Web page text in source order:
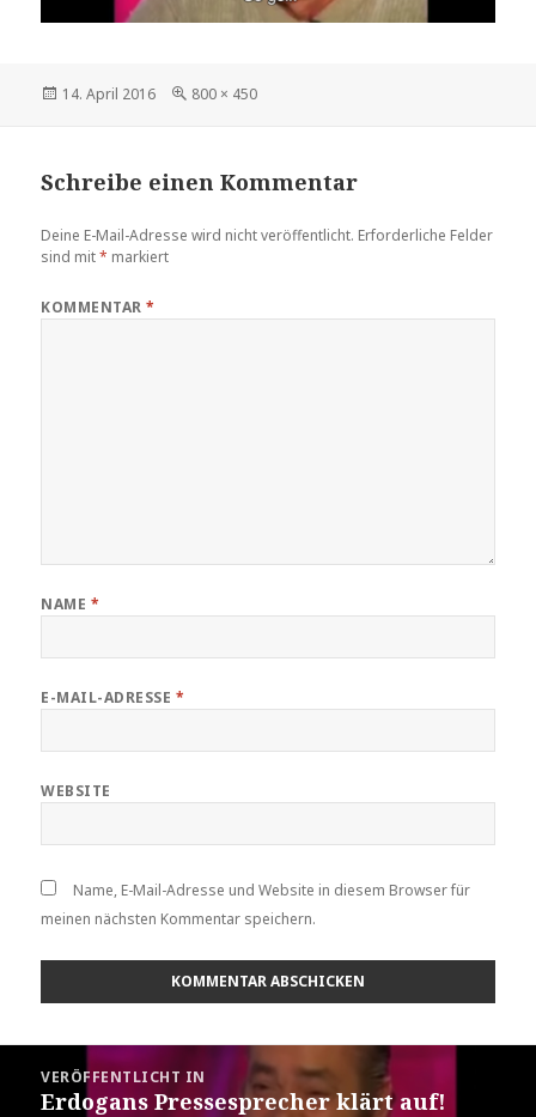
Veröffentlicht
14. April 2016
Volle
800 × 450
Schreibe einen Kommentar
Deine E-Mail-Adresse wird nicht veröffentlicht. Erforderliche Felder
sind mit* markiert
KOMMENTAR*
NAME *
E-MAIL-ADRESSE *
WEBSITE
Name, E-Mail-Adresse und Website in diesem Browser für
meinen nächsten Kommentar speichern.
Beitragsnavigation
VERÖFFENTLICHT IN
Erdogans Pressesprecher klärt auf!